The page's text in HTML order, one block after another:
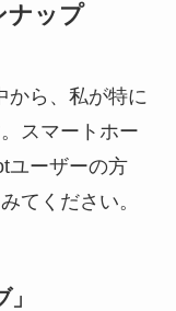
ナップ
から、私が特に
スマートホー
ユーザーの方
てください。